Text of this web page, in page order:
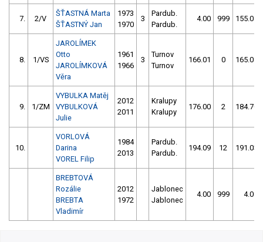
7. 2/V
ŠŤASTNÁ Marta
ŠŤASTNÝ Jan
1973
1970
3
Pardub.
Pardub.
4.00 999 155.01
8. 1/VS
JAROLÍMEK
Otto
JAROLÍMKOVÁ
Věra
1961
1966
3
Turnov
Turnov
166.01 0 165.09
9. 1/ZM
VYBULKA Matěj
VYBULKOVÁ
Julie
2012
2011
Kralupy
Kralupy
176.00 2 184.70
10.
VORLOVÁ
Darina
VOREL Filip
1984
2013
Pardub.
Pardub.
194.09 12 191.03
BREBTOVÁ
Rozálie
BREBTA
Vladimír
2012
1972
Jablonec
Jablonec
4.00 999 4.00